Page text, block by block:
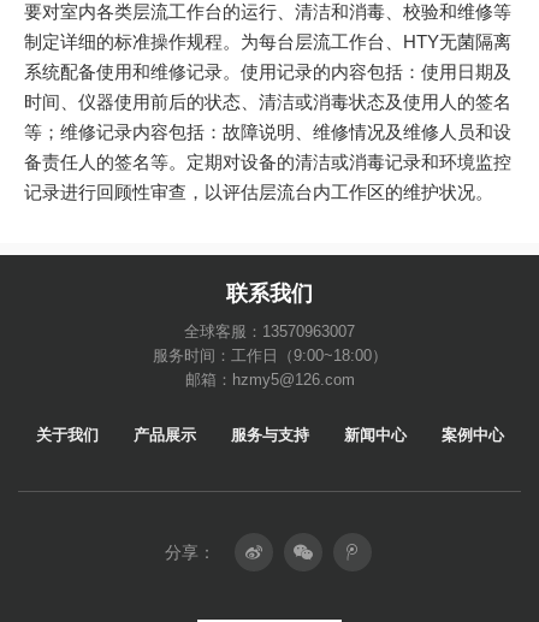
要对室内各类层流工作台的运行、清洁和消毒、校验和维修等
制定详细的标准操作规程。为每台层流工作台、HTY无菌隔离
系统配备使用和维修记录。使用记录的内容包括：使用日期及
时间、仪器使用前后的状态、清洁或消毒状态及使用人的签名
等；维修记录内容包括：故障说明、维修情况及维修人员和设
备责任人的签名等。定期对设备的清洁或消毒记录和环境监控
记录进行回顾性审查，以评估层流台内工作区的维护状况。
联系我们
全球客服：13570963007
服务时间：工作日（9:00~18:00）
邮箱：hzmy5@126.com
关于我们 产品展示 服务与支持 新闻中心 案例中心
分享：